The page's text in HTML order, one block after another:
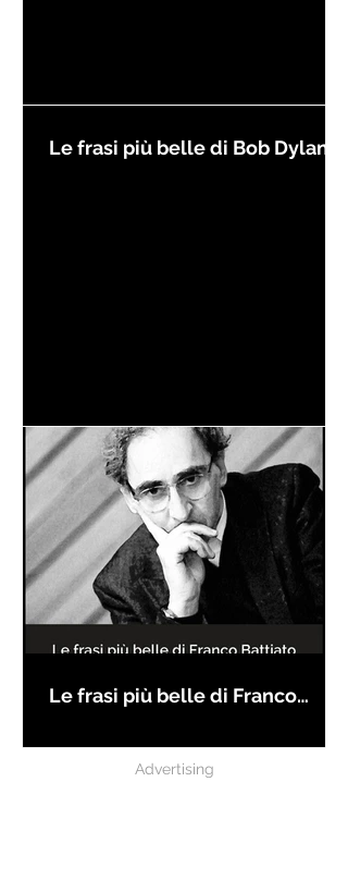
Le frasi più belle di Bob Dylan
Le frasi più belle di Franco
Advertising